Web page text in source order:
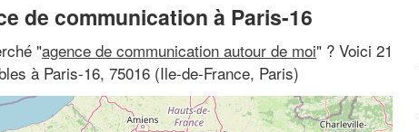
de communication à Paris-16
"agence de communication autour de moi" ? Voici 21
à Paris-16, 75016 (Ile-de-France, Paris)